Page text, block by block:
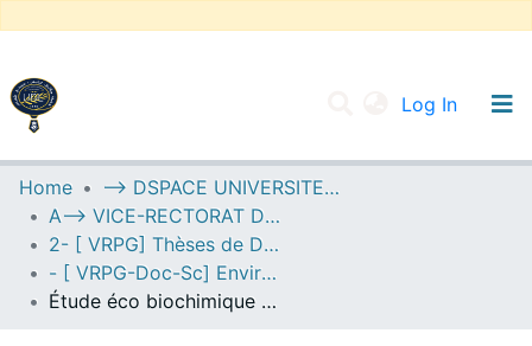
Log In
UNIVERSITY OF D.L SIDI BEL ABBES
Communities & Collections
All of DSpace
Statistics
Home
--> DSPACE UNIVERSITE DJILALLI LIABES DE SIDI BEL ABBES
A--> VICE-RECTORAT DE LA POST-GRADUATION
2- [ VRPG] Thèses de Doctorat en Sciences
- [ VRPG-Doc-Sc] Environnement --- محيط
Étude éco biochimique et morpho métrique d’Atriplex canesens peuplant artificiellement les zones steppiques d’Algérie occidental : cas d’Ain Skhouna de la wilaya de Saïda.